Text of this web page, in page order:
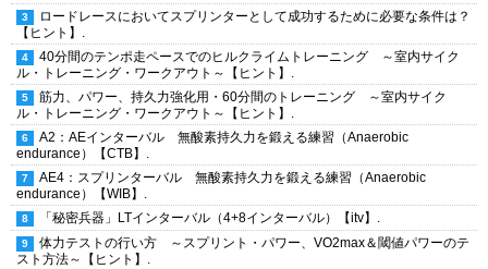
ロードレースにおいてスプリンターとして成功するために必要な条件は？
【ヒント】.
40分間のテンポ走ペースでのヒルクライムトレーニング ～室内サイク
ル・トレーニング・ワークアウト～【ヒント】.
筋力、パワー、持久力強化用・60分間のトレーニング ～室内サイク
ル・トレーニング・ワークアウト～【ヒント】.
A2：AEインターバル 無酸素持久力を鍛える練習（Anaerobic
endurance）【CTB】.
AE4：スプリンターバル 無酸素持久力を鍛える練習（Anaerobic
endurance）【WIB】.
「秘密兵器」LTインターバル（4+8インターバル）【itv】.
体力テストの行い方 ～スプリント・パワー、VO2max＆閾値パワーのテ
スト方法～【ヒント】.